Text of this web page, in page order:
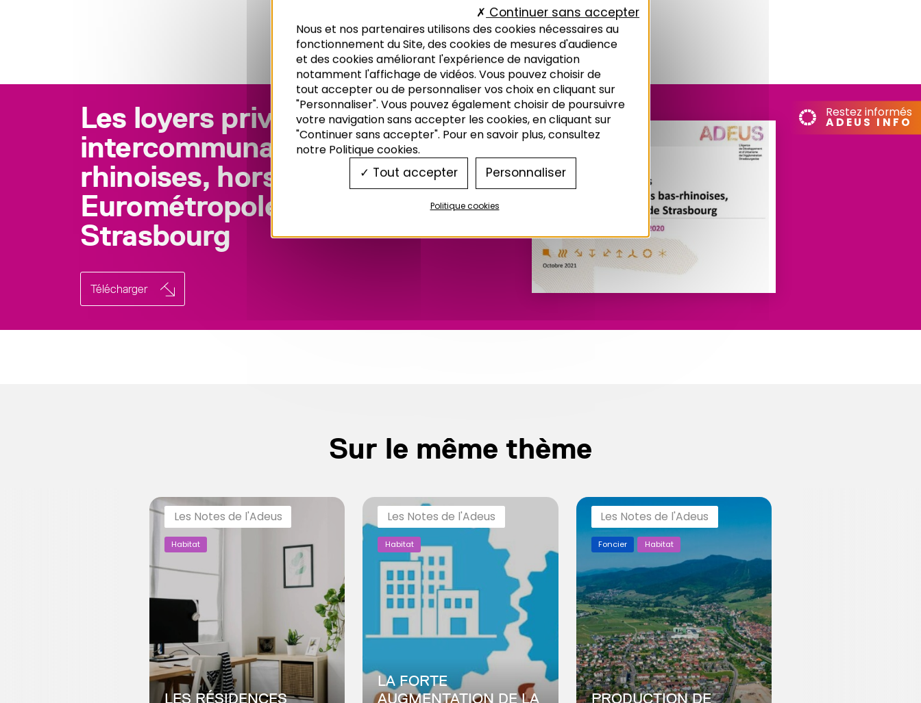
Recherche
OBSERVATOIRE DES LOYERS ,OLL
BAS-RHIN
Les loyers privés dans les
intercommunalités bas-
rhinoises, hors
Eurométropole de
Strasbourg
Télécharger
Sur le même thème
Les Notes de l'Adeus
Habitat
LES RÉSIDENCES
Les Notes de l'Adeus
Habitat
LA FORTE
AUGMENTATION DE LA
Les Notes de l'Adeus
Foncier Habitat
PRODUCTION DE
Restez informés
ADEUS INFO
Nous et nos partenaires utilisons des cookies nécessaires au
fonctionnement du Site, des cookies de mesures d'audience
et des cookies améliorant l'expérience de navigation
notamment l'affichage de vidéos. Vous pouvez choisir de
tout accepter ou de personnaliser vos choix en cliquant sur
"Personnaliser". Vous pouvez également choisir de poursuivre
votre navigation sans accepter les cookies, en cliquant sur
"Continuer sans accepter". Pour en savoir plus, consultez
notre Politique cookies.
Tout accepter
Continuer sans accepter
Personnaliser
Politique cookies